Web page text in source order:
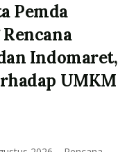
Pemda
Indomaret,
UMKM